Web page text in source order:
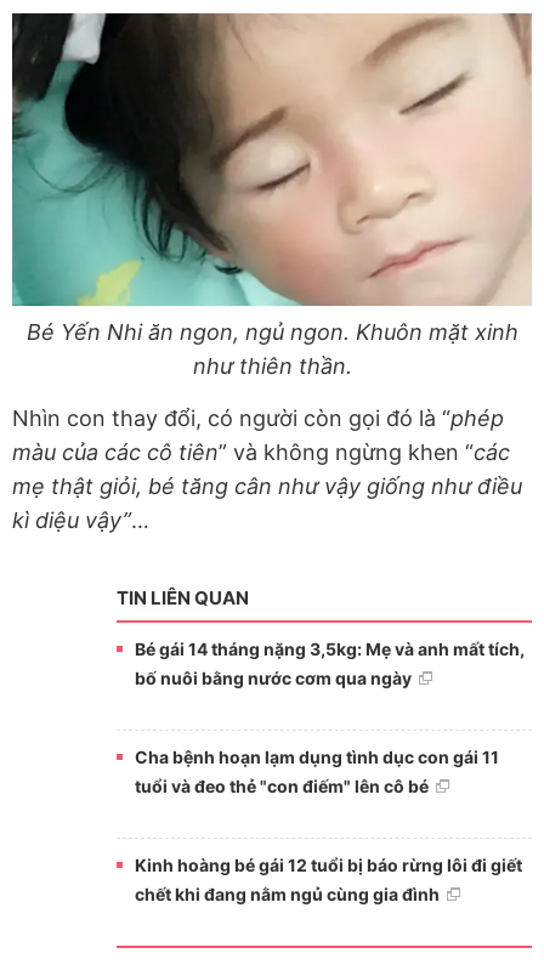
Bé Yến Nhi ăn ngon, ngủ ngon. Khuôn mặt xinh
như thiên thần.
Nhìn con thay đổi, có người còn gọi đó là “phép
màu của các cô tiên” và không ngừng khen “các
mẹ thật giỏi, bé tăng cân như vậy giống như điều
kì diệu vậy”…
TIN LIÊN QUAN
Bé gái 14 tháng nặng 3,5kg: Mẹ và anh mất tích,
bố nuôi bằng nước cơm qua ngày
Cha bệnh hoạn lạm dụng tình dục con gái 11
tuổi và đeo thẻ "con điếm" lên cô bé
Kinh hoàng bé gái 12 tuổi bị báo rừng lôi đi giết
chết khi đang nằm ngủ cùng gia đình